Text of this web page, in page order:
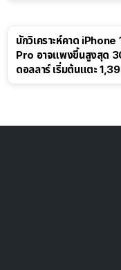
นักวิเคราะห์คาด iPhone
Pro อาจแพงขึ้นสูงสุด
ดอลลาร์ เริ่มต้นแตะ